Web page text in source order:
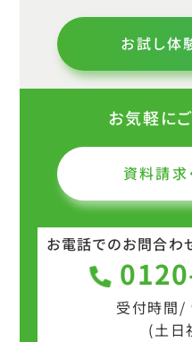
お試し体
お気軽に
資料請求
お電話でのお問合わ
受付時間
(土日